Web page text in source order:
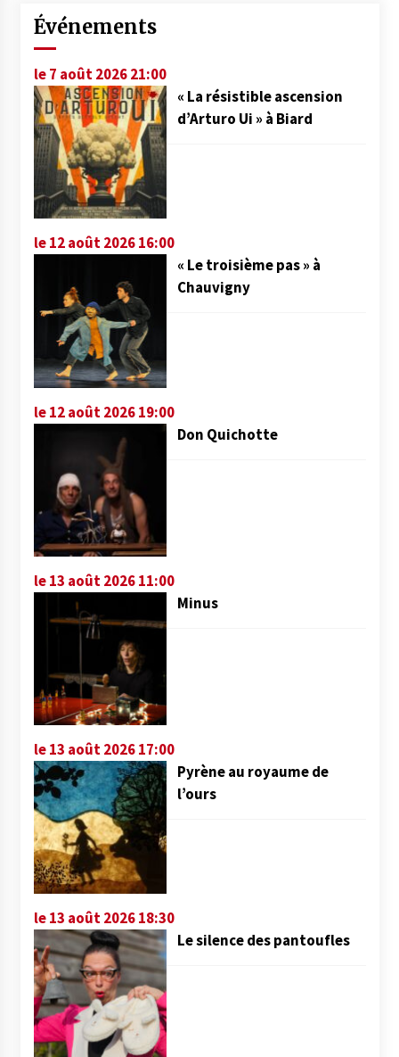
Événements
le 7 août 2026 21:00
« La résistible ascension
d’Arturo Ui » à Biard
le 12 août 2026 16:00
« Le troisième pas » à
Chauvigny
le 12 août 2026 19:00
Don Quichotte
le 13 août 2026 11:00
Minus
le 13 août 2026 17:00
Pyrène au royaume de
l’ours
le 13 août 2026 18:30
Le silence des pantoufles